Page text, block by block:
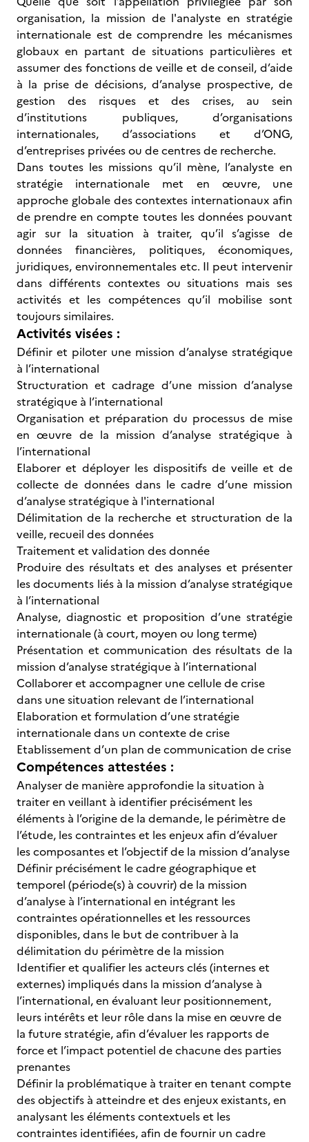
organisation, la mission de l'analyste en stratégie
internationale est de comprendre les mécanismes
globaux en partant de situations particulières et
assumer des fonctions de veille et de conseil, d’aide
à la prise de décisions, d’analyse prospective, de
gestion des risques et des crises, au sein
d’institutions publiques, d’organisations
internationales, d’associations et d’ONG,
d’entreprises privées ou de centres de recherche.
Dans toutes les missions qu’il mène, l’analyste en
stratégie internationale met en œuvre, une
approche globale des contextes internationaux afin
de prendre en compte toutes les données pouvant
agir sur la situation à traiter, qu’il s’agisse de
données financières, politiques, économiques,
juridiques, environnementales etc. Il peut intervenir
dans différents contextes ou situations mais ses
activités et les compétences qu’il mobilise sont
toujours similaires.
Activités visées :
Définir et piloter une mission d’analyse stratégique
à l’international
Structuration et cadrage d’une mission d’analyse
stratégique à l’international
Organisation et préparation du processus de mise
en œuvre de la mission d’analyse stratégique à
l’international
Elaborer et déployer les dispositifs de veille et de
collecte de données dans le cadre d’une mission
d’analyse stratégique à l'international
Délimitation de la recherche et structuration de la
veille, recueil des données
Traitement et validation des donnée
Produire des résultats et des analyses et présenter
les documents liés à la mission d’analyse stratégique
à l’international
Analyse, diagnostic et proposition d’une stratégie
internationale (à court, moyen ou long terme)
Présentation et communication des résultats de la
mission d’analyse stratégique à l’international
Collaborer et accompagner une cellule de crise
dans une situation relevant de l’international
Elaboration et formulation d’une stratégie
internationale dans un contexte de crise
Etablissement d’un plan de communication de crise
Compétences attestées :
Analyser de manière approfondie la situation à
traiter en veillant à identifier précisément les
éléments à l’origine de la demande, le périmètre de
l’étude, les contraintes et les enjeux afin d’évaluer
les composantes et l’objectif de la mission d’analyse
Définir précisément le cadre géographique et
temporel (période(s) à couvrir) de la mission
d’analyse à l’international en intégrant les
contraintes opérationnelles et les ressources
disponibles, dans le but de contribuer à la
délimitation du périmètre de la mission
Identifier et qualifier les acteurs clés (internes et
externes) impliqués dans la mission d’analyse à
l’international, en évaluant leur positionnement,
leurs intérêts et leur rôle dans la mise en œuvre de
la future stratégie, afin d’évaluer les rapports de
force et l’impact potentiel de chacune des parties
prenantes
Définir la problématique à traiter en tenant compte
des objectifs à atteindre et des enjeux existants, en
analysant les éléments contextuels et les
contraintes identifiées, afin de fournir un cadre